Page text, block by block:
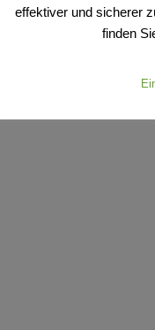
effektiver und sicherer
finden